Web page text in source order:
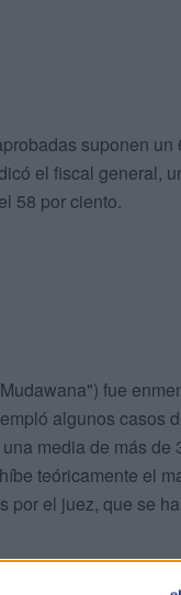
suponen
el fiscal general,
58 por ciento.
fue
algunos casos
media de más
teóricamente el
el juez, que se